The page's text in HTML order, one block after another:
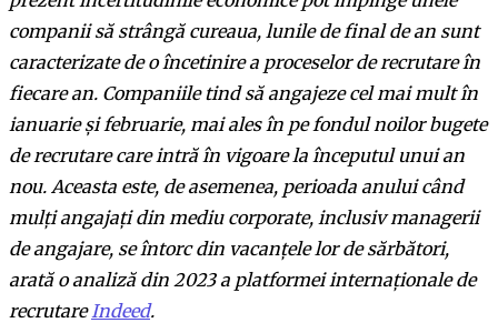
companii să strângă cureaua, lunile de final de an sunt
caracterizate de o încetinire a proceselor de recrutare în
fiecare an. Companiile tind să angajeze cel mai mult în
ianuarie și februarie, mai ales în pe fondul noilor bugete
de recrutare care intră în vigoare la începutul unui an
nou. Aceasta este, de asemenea, perioada anului când
mulți angajați din mediu corporate, inclusiv managerii
de angajare, se întorc din vacanțele lor de sărbători,
arată o analiză din 2023 a platformei internaționale de
recrutare Indeed.